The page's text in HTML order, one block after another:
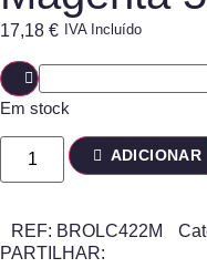
17,18 € IVA Incluído
Em stock
ADICIONAR
REF: BROLC422M
PARTILHAR: